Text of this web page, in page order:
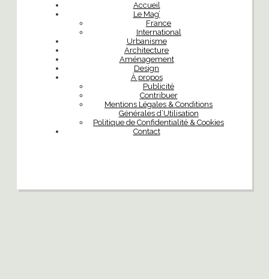
Accueil
Le Mag’
France
International
Urbanisme
Architecture
Aménagement
Design
À propos
Publicité
Contribuer
Mentions Légales & Conditions
Générales d’Utilisation
Politique de Confidentialité & Cookies
Contact